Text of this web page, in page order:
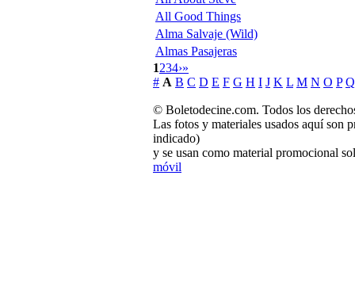
All Good Things
Alma Salvaje (Wild)
Almas Pasajeras
1234›»
# A B C D E F G H I J K L M N O P Q
© Boletodecine.com. Todos los
Las fotos y materiales usados aquí son
indicado)
y se usan como material promocional
móvil